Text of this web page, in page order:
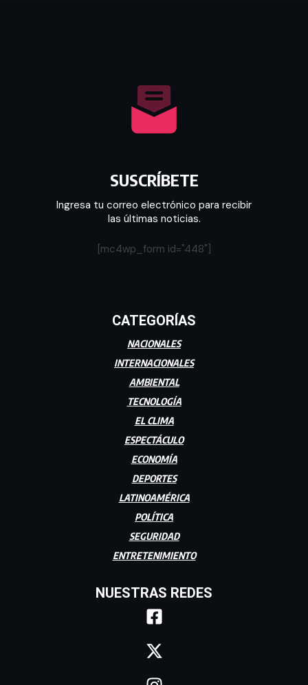
SUSCRÍBETE
Ingresa tu correo electrónico para recibir
las últimas noticias.
[mc4wp_form id="448"]
CATEGORÍAS
NACIONALES
INTERNACIONALES
AMBIENTAL
TECNOLOGÍA
EL CLIMA
ESPECTÁCULO
ECONOMÍA
DEPORTES
LATINOAMÉRICA
POLÍTICA
SEGURIDAD
ENTRETENIMIENTO
NUESTRAS REDES